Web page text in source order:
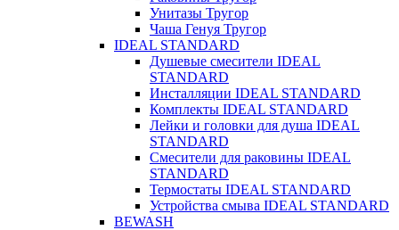
Унитазы Тругор
Чаша Генуя Тругор
IDEAL STANDARD
Душевые смесители IDEAL
STANDARD
Инсталляции IDEAL STANDARD
Комплекты IDEAL STANDARD
Лейки и головки для душа IDEAL
STANDARD
Смесители для раковины IDEAL
STANDARD
Термостаты IDEAL STANDARD
Устройства смыва IDEAL STANDARD
BEWASH